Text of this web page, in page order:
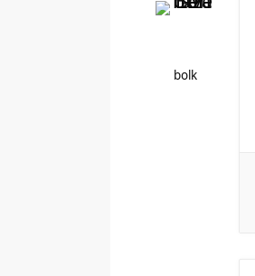
bolk